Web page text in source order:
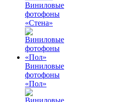
Виниловые
фотофоны
«Стена»
Виниловые
фотофоны
«Пол»